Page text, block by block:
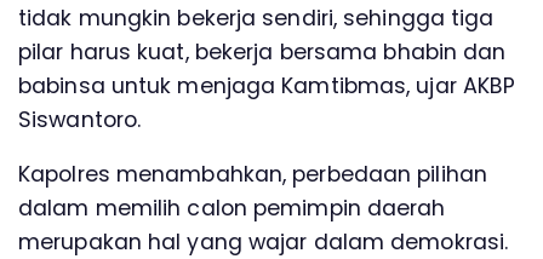
tidak mungkin bekerja sendiri, sehingga tiga
pilar harus kuat, bekerja bersama bhabin dan
babinsa untuk menjaga Kamtibmas, ujar AKBP
Siswantoro.
Kapolres menambahkan, perbedaan pilihan
dalam memilih calon pemimpin daerah
merupakan hal yang wajar dalam demokrasi.